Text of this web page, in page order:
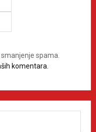
spama.
komentara.